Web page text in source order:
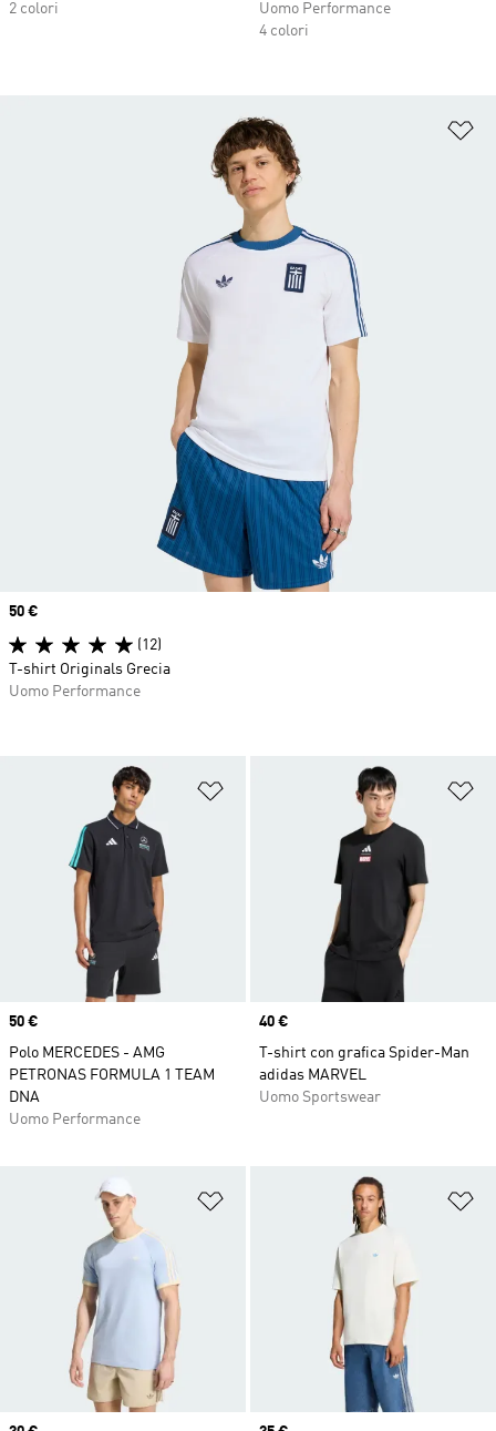
2 colori
Uomo Performance
4 colori
Aggiungi alla lista dei desideri
Price
50 €
Polo MERCEDES - AMG
PETRONAS FORMULA 1 TEAM
DNA
Uomo Performance
Price
40 €
T-shirt con grafica Spider-Man
adidas MARVEL
Uomo Sportswear
Aggiungi alla lista dei desideri
Price
50 €
(12)
T-shirt Originals Grecia
Uomo Performance